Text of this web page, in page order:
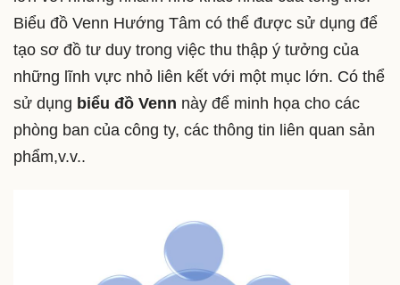
Biểu đồ Venn Hướng Tâm có thể được sử dụng để
tạo sơ đồ tư duy trong việc thu thập ý tưởng của
những lĩnh vực nhỏ liên kết với một mục lớn. Có thể
sử dụng biểu đồ Venn này để minh họa cho các
phòng ban của công ty, các thông tin liên quan sản
phẩm,v.v..